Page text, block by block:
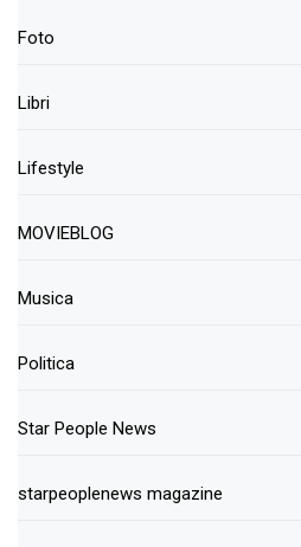
Foto
Libri
Lifestyle
MOVIEBLOG
Musica
Politica
Star People News
starpeoplenews magazine